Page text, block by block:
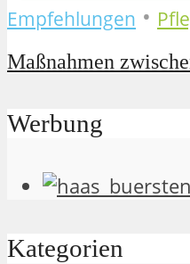
Empfehlungen •
Maßnahmen
Werbung
Kategorien